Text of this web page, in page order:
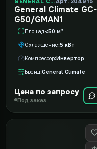
GENERAL CLIMATEАрт. 204915
General Climate GC-
G50/GMAN1
Площадь 50 м²
Охлаждение 5 кВт
Компрессор Инвертор
Бренд General Climate
Цена по запросу
Под заказ